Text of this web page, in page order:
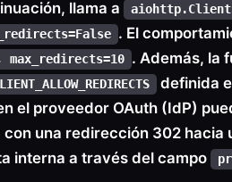
llama a
. El
. Además, la
definida
el proveedor OAuth (IdP)
una redirección 302 hacia
interna a través del campo